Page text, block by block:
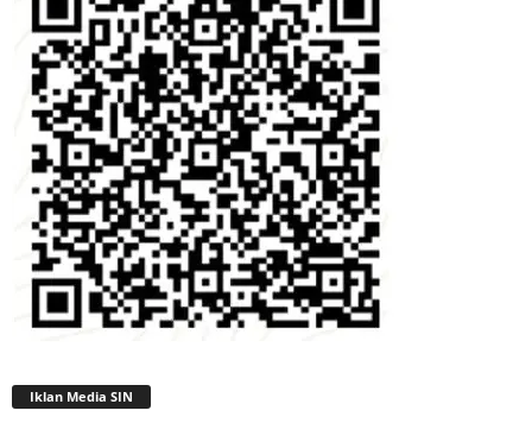
Iklan Media SIN